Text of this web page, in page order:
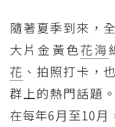
隨著夏季到來，
大片金黃色花海
花 、拍照打卡，
群上的熱門話題
在每年6月至10月